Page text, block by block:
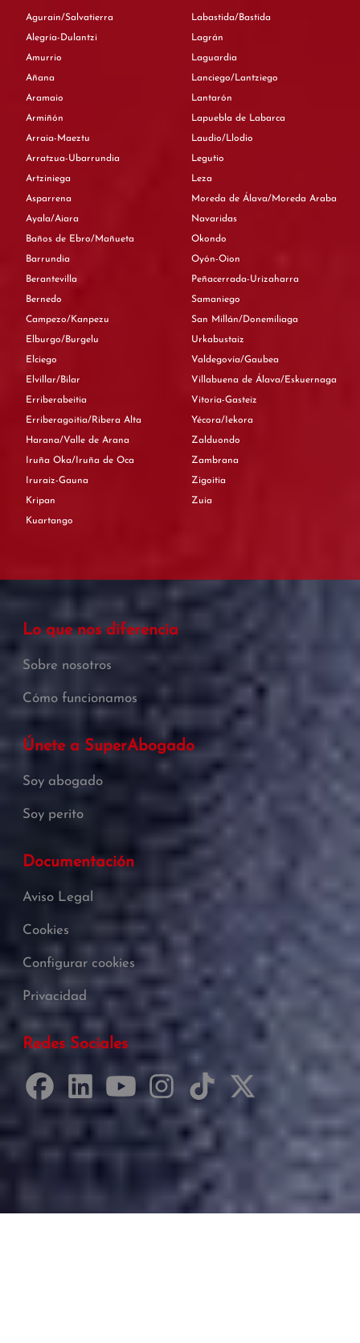
Agurain/Salvatierra
Alegría-Dulantzi
Amurrio
Añana
Aramaio
Armiñón
Arraia-Maeztu
Arratzua-Ubarrundia
Artziniega
Asparrena
Ayala/Aiara
Baños de Ebro/Mañueta
Barrundia
Berantevilla
Bernedo
Campezo/Kanpezu
Elburgo/Burgelu
Elciego
Elvillar/Bilar
Erriberabeitia
Erriberagoitia/Ribera Alta
Harana/Valle de Arana
Iruña Oka/Iruña de Oca
Iruraiz-Gauna
Kripan
Kuartango
Labastida/Bastida
Lagrán
Laguardia
Lanciego/Lantziego
Lantarón
Lapuebla de Labarca
Laudio/Llodio
Legutio
Leza
Moreda de Álava/Moreda Araba
Navaridas
Okondo
Oyón-Oion
Peñacerrada-Urizaharra
Samaniego
San Millán/Donemiliaga
Urkabustaiz
Valdegovía/Gaubea
Villabuena de Álava/Eskuernaga
Vitoria-Gasteiz
Yécora/Iekora
Zalduondo
Zambrana
Zigoitia
Zuia
Lo que nos diferencia
Sobre nosotros
Cómo funcionamos
Únete a SuperAbogado
Soy abogado
Soy perito
Documentación
Aviso Legal
Cookies
Configurar cookies
Privacidad
Redes Sociales